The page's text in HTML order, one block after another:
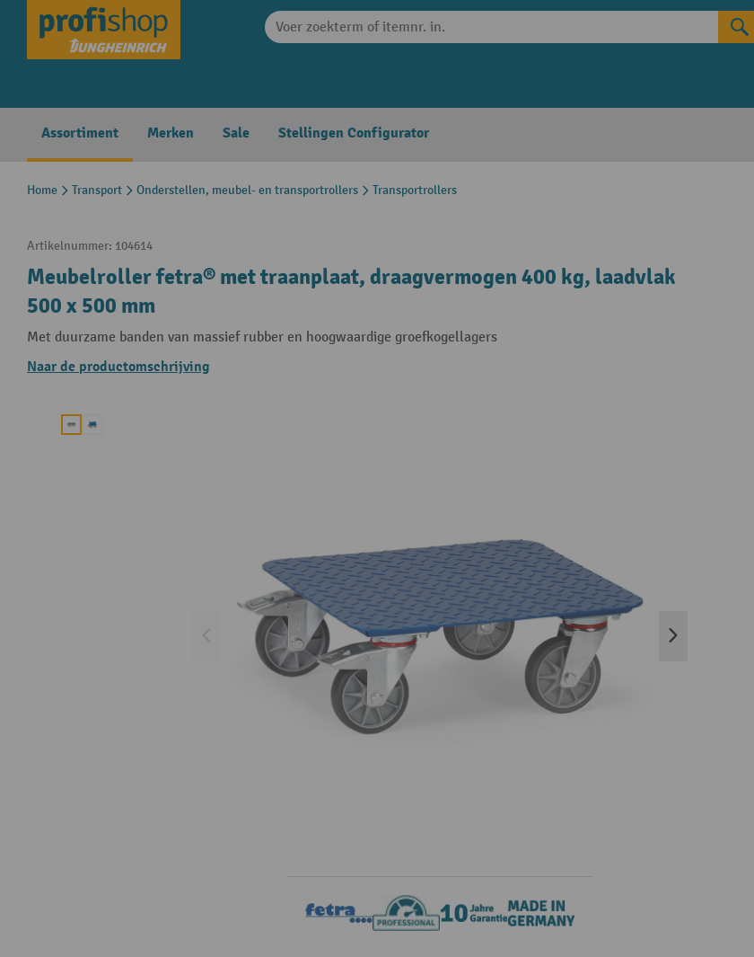
Skip to main navigation
Assortiment Merken Sale Stellingen Configurator
Home Transport Onderstellen, meubel- en transportrollers Transportrollers
Artikelnummer: 104614
Meubelroller fetra® met traanplaat, draagvermogen 400 kg, laadvlak
500 x 500 mm
Met duurzame banden van massief rubber en hoogwaardige groefkogellagers
Naar de productomschrijving